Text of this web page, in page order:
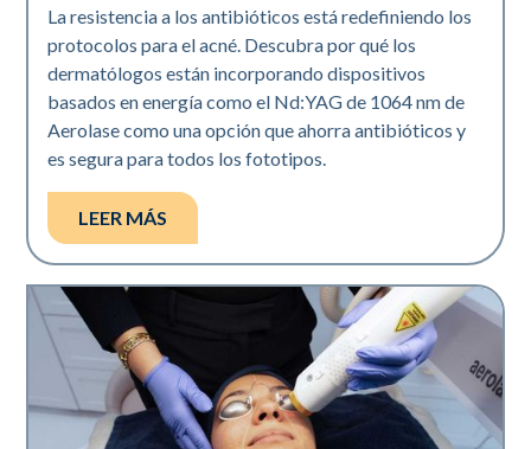
La resistencia a los antibióticos está redefiniendo los
protocolos para el acné. Descubra por qué los
dermatólogos están incorporando dispositivos
basados en energía como el Nd:YAG de 1064 nm de
Aerolase como una opción que ahorra antibióticos y
es segura para todos los fototipos.
LEER MÁS